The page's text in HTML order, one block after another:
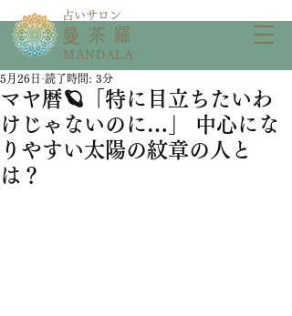
​占いサロン
​曼茶羅
MANDALA
マヤ暦🪐「特に目立ちたいわ
けじゃないのに…」 中心にな
りやすい太陽の紋章の人と
は？
5月26日 読了時間: 3分